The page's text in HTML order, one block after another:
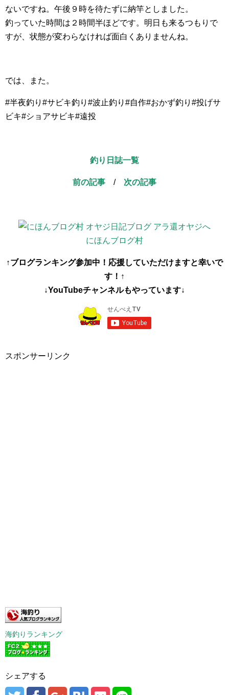
ないですね。午後９時を待たずに納竿としました。
釣っていた時間は２時間半ほどです。明日も来るつもりで
すが、状態が変わらなければ面白くありませんね。
では、また。
#半夜釣り#サビキ釣り#波止釣り#自作#おかず釣り#投げサ
ビキ#ショアサビキ#遠投
釣り日誌一覧
前の記事 / 次の記事
にほんブログ村
↑ブログランキング参加中！応援していただけますと幸いで
す！↑
↓YouTubeチャンネルもやっています↓
スポンサーリンク
海釣りランキング
シェアする